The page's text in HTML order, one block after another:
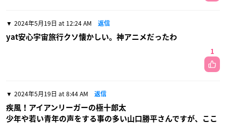
2024年5月19日 at 12:24 AM 返信
yat安心宇宙旅行クソ懐かしい。神アニメだったわ
1
2024年5月19日 at 8:44 AM 返信
疾風！アイアンリーガーの極十郎太
少年や若い青年の声をする事の多い山口勝平さんですが、ここ